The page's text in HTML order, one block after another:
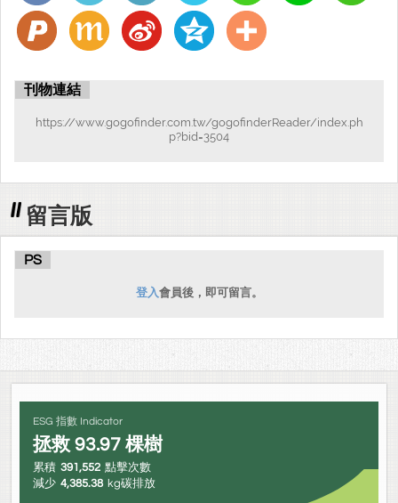
刊物連結
https://www.gogofinder.com.tw/gogofinderReader/index.ph
p?bid=3504
留言版
PS
登入會員後，即可留言。
ESG 指數 Indicator
拯救 93.97 棵樹
累積 391,552 點擊次數
減少 4,385.38 kg碳排放